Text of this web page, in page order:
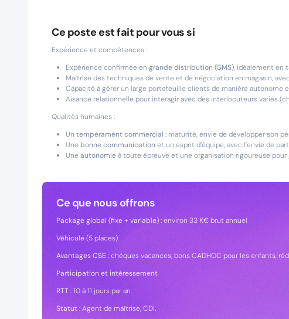
Ce poste est fait pour vous si
Expérience et compétences :
Expérience confirmée en grande distribution (GMS), idéalement en
Maîtrise des techniques de vente et de négociation en magasin,
Capacité à gérer un large portefeuille clients de manière autonome
Aisance relationnelle pour interagir avec des interlocuteurs variés
Qualités humaines :
Un tempérament commercial : maturité, envie de développer son
Une bonne communication et un esprit d’équipe, avec l’envie de
Une autonomieà toute épreuve et une organisation rigoureuse pour
Ce que nous offrons
Package global (fixe + variable): environ 33 K€ brut annuel
Véhicule(5 places).
Avantages CSE : chèques vacances, bons CADHOC pour les enfants,
Participation et intéressement
RTT: 10 à 11 jours par an.
Statut: Agent de maîtrise, CDI.